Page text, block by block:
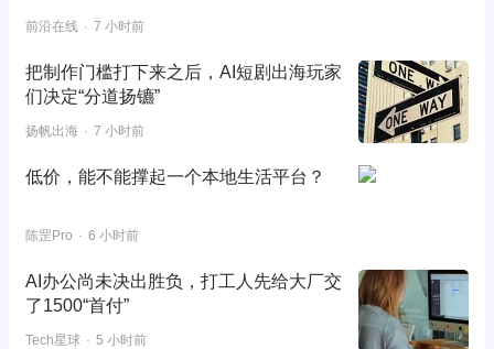
前沿在线 7 小时前
把制作门槛打下来之后，AI短剧出海玩家
们决定“分道扬镳”
扬帆出海 7 小时前
低价，能不能撑起一个本地生活平台？
陈罡Pro 6 小时前
AI办公尚未决出胜负，打工人先给大厂交
了1500“首付”
Tech星球 5 小时前